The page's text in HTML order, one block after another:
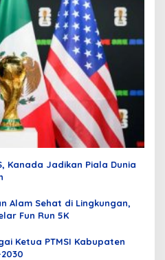
Kanada Jadikan Piala Dunia
Alam Sehat di Lingkungan,
Fun Run 5K
Ketua PTMSI Kabupaten